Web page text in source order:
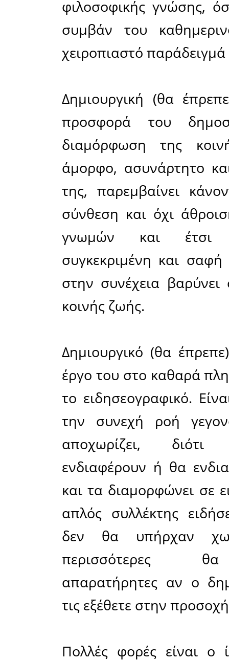
του
ειδική
πείρα
Ο τύπος
στην ζωή
ούτε η
την
να
ακόμα